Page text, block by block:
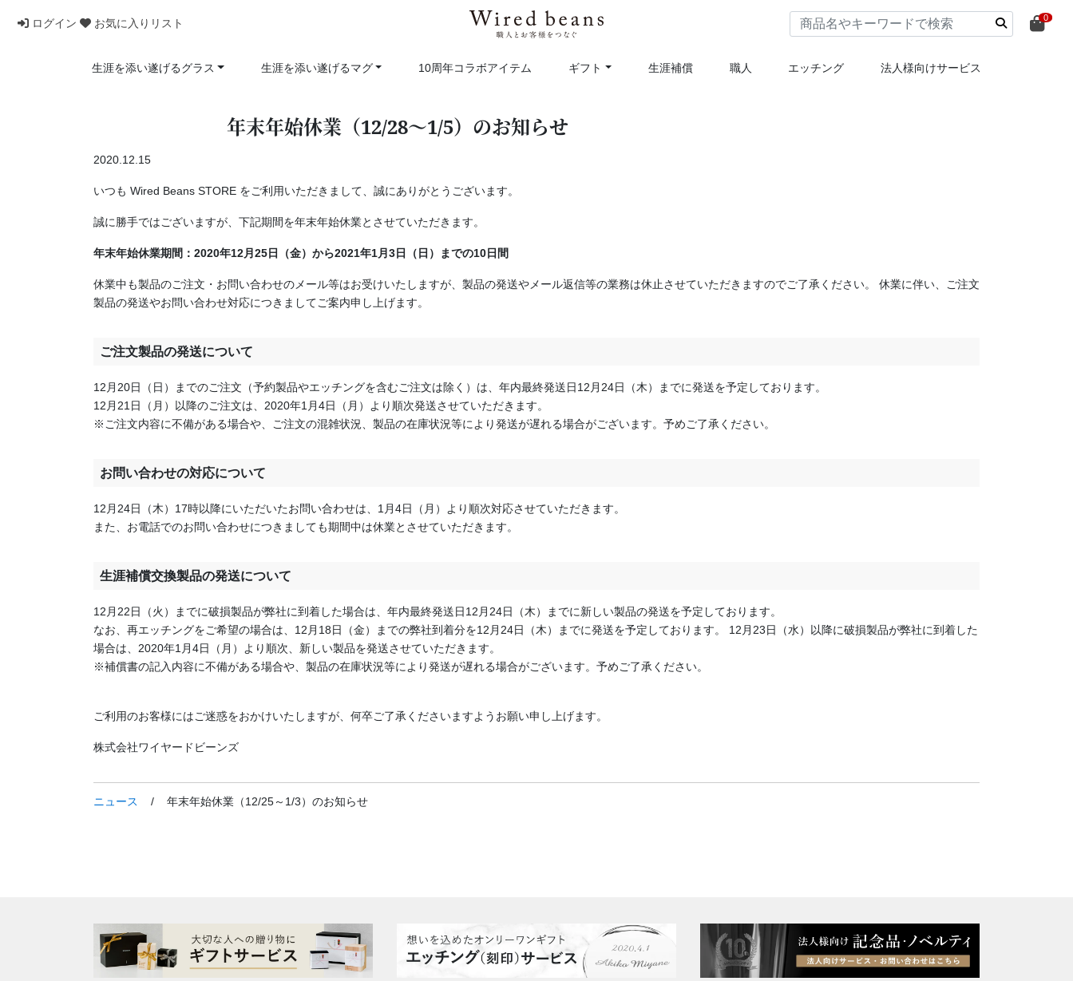
ログイン お気に入りリスト 0
生涯を添い遂げるグラス 生涯を添い遂げるマグ 10周年コラボアイテム ギフト 生涯補償 職人 エッチング 法人様向けサービス
年末年始休業（12/28～1/5）のお知らせ
2020.12.15
いつも Wired Beans STORE をご利用いただきまして、誠にありがとうございます。
誠に勝手ではございますが、下記期間を年末年始休業とさせていただきます。
年末年始休業期間：2020年12月25日（金）から2021年1月3日（日）までの10日間
休業中も製品のご注文・お問い合わせのメール等はお受けいたしますが、製品の発送やメール返信等の業務は休止させていただきますのでご了承ください。 休業に伴い、ご注文
製品の発送やお問い合わせ対応につきましてご案内申し上げます。
ご注文製品の発送について
12月20日（日）までのご注文（予約製品やエッチングを含むご注文は除く）は、年内最終発送日12月24日（木）までに発送を予定しております。
12月21日（月）以降のご注文は、2020年1月4日（月）より順次発送させていただきます。
※ご注文内容に不備がある場合や、ご注文の混雑状況、製品の在庫状況等により発送が遅れる場合がございます。予めご了承ください。
お問い合わせの対応について
12月24日（木）17時以降にいただいたお問い合わせは、1月4日（月）より順次対応させていただきます。
また、お電話でのお問い合わせにつきましても期間中は休業とさせていただきます。
生涯補償交換製品の発送について
12月22日（火）までに破損製品が弊社に到着した場合は、年内最終発送日12月24日（木）までに新しい製品の発送を予定しております。
なお、再エッチングをご希望の場合は、12月18日（金）までの弊社到着分を12月24日（木）までに発送を予定しております。 12月23日（水）以降に破損製品が弊社に到着した
場合は、2020年1月4日（月）より順次、新しい製品を発送させていただきます。
※補償書の記入内容に不備がある場合や、製品の在庫状況等により発送が遅れる場合がございます。予めご了承ください。
ご利用のお客様にはご迷惑をおかけいたしますが、何卒ご了承くださいますようお願い申し上げます。
株式会社ワイヤードビーンズ
ニュース / 年末年始休業（12/25～1/3）のお知らせ